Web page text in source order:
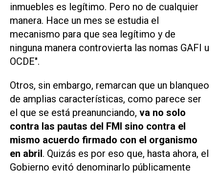
inmuebles es legítimo. Pero no de cualquier
manera. Hace un mes se estudia el
mecanismo para que sea legítimo y de
ninguna manera controvierta las nomas GAFI u
OCDE".
Otros, sin embargo, remarcan que un blanqueo
de amplias características, como parece ser
el que se está preanunciando, va no solo
contra las pautas del FMI sino contra el
mismo acuerdo firmado con el organismo
en abril. Quizás es por eso que, hasta ahora, el
Gobierno evitó denominarlo públicamente